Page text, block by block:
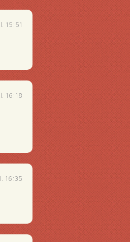
15:51
16:18
16:35